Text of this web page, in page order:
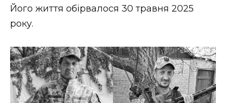
Його життя обірвалося 30 травня 2025
року.